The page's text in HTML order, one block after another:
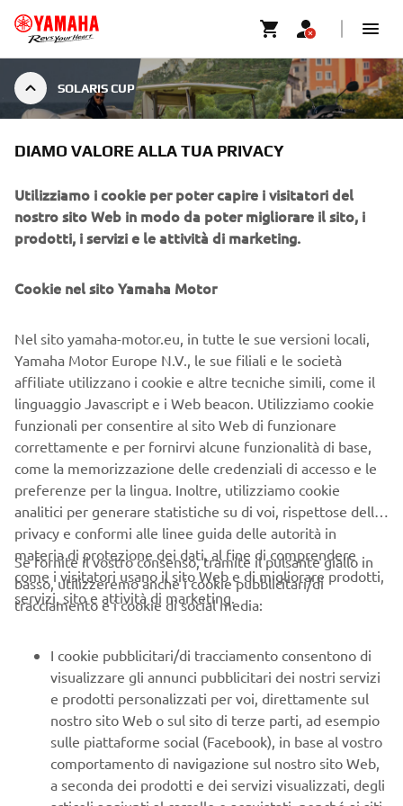
SOLARIS CUP
MI DISPIACE! QUESTO EVENTO È
CHIUSO.
Visitate il nostro sito web per vedere quando ci saranno i
prossimi eventi.
VAI AL CALENDARIO DEGLI EVENTI
CORPORATE
B2B
PIÙ YAMAHA
NEWSLETTER
Conoscerai in anteprima le ultime offerte, gli eventi speciali, le
nuove uscite e molto altro
DIAMO VALORE ALLA TUA PRIVACY
Utilizziamo i cookie per poter capire i visitatori del
nostro sito Web in modo da poter migliorare il sito, i
prodotti, i servizi e le attività di marketing.
Cookie nel sito Yamaha Motor
Nel sito yamaha-motor.eu, in tutte le sue versioni locali,
Yamaha Motor Europe N.V., le sue filiali e le società
affiliate utilizzano i cookie e altre tecniche simili, come il
linguaggio Javascript e i Web beacon. Utilizziamo cookie
funzionali per consentire al sito Web di funzionare
correttamente e per fornirvi alcune funzionalità di base,
come la memorizzazione delle credenziali di accesso e le
preferenze per la lingua. Inoltre, utilizziamo cookie
analitici per generare statistiche su di voi, rispettose della
privacy e conformi alle linee guida delle autorità in
materia di protezione dei dati, al fine di comprendere
come i visitatori usano il sito Web e di migliorare prodotti,
servizi, sito e attività di marketing.
Se fornite il vostro consenso, tramite il pulsante giallo in
basso, utilizzeremo anche i cookie pubblicitari/di
tracciamento e i cookie di social media:
I cookie pubblicitari/di tracciamento consentono di
visualizzare gli annunci pubblicitari dei nostri servizi
e prodotti personalizzati per voi, direttamente sul
nostro sito Web o sul sito di terze parti, ad esempio
sulle piattaforme social (Facebook), in base al vostro
comportamento di navigazione sul nostro sito Web,
a seconda dei prodotti e dei servizi visualizzati, degli